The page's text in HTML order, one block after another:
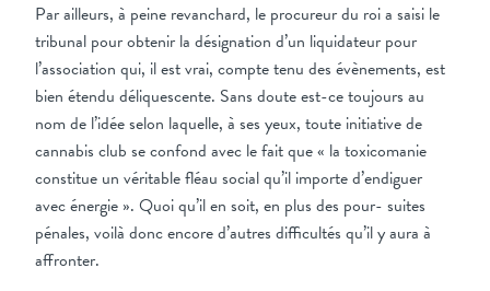
Par ailleurs, à peine revanchard, le procureur du roi a saisi le
tribunal pour obtenir la désignation d’un liquidateur pour
l’association qui, il est vrai, compte tenu des évènements, est
bien étendu déliquescente. Sans doute est-ce toujours au
nom de l’idée selon laquelle, à ses yeux, toute initiative de
cannabis club se confond avec le fait que « la toxicomanie
constitue un véritable fléau social qu’il importe d’endiguer
avec énergie ». Quoi qu’il en soit, en plus des pour- suites
pénales, voilà donc encore d’autres difficultés qu’il y aura à
affronter.